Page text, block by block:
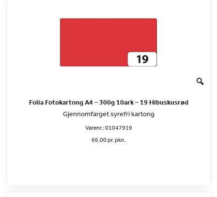
Folia Fotokartong A4 – 300g 10ark – 19 Hibuskusrød
Gjennomfarget syrefri kartong
Varenr.:01047919
66.00 pr. pkn.